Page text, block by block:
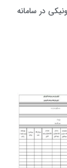
در سامانه